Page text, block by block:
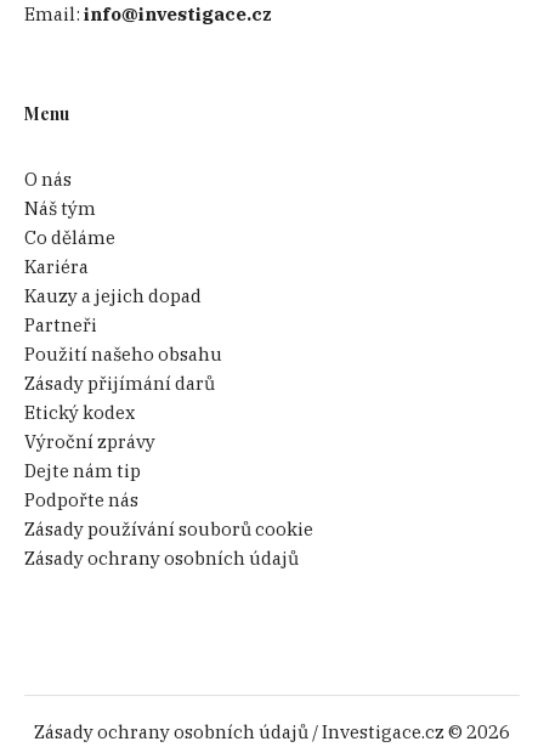
Email:info@investigace.cz
Menu
O nás
Náš tým
Co děláme
Kariéra
Kauzy a jejich dopad
Partneři
Použití našeho obsahu
Zásady přijímání darů
Etický kodex
Výroční zprávy
Dejte nám tip
Podpořte nás
Zásady používání souborů cookie
Zásady ochrany osobních údajů
Zásady ochrany osobních údajů / Investigace.cz © 2026